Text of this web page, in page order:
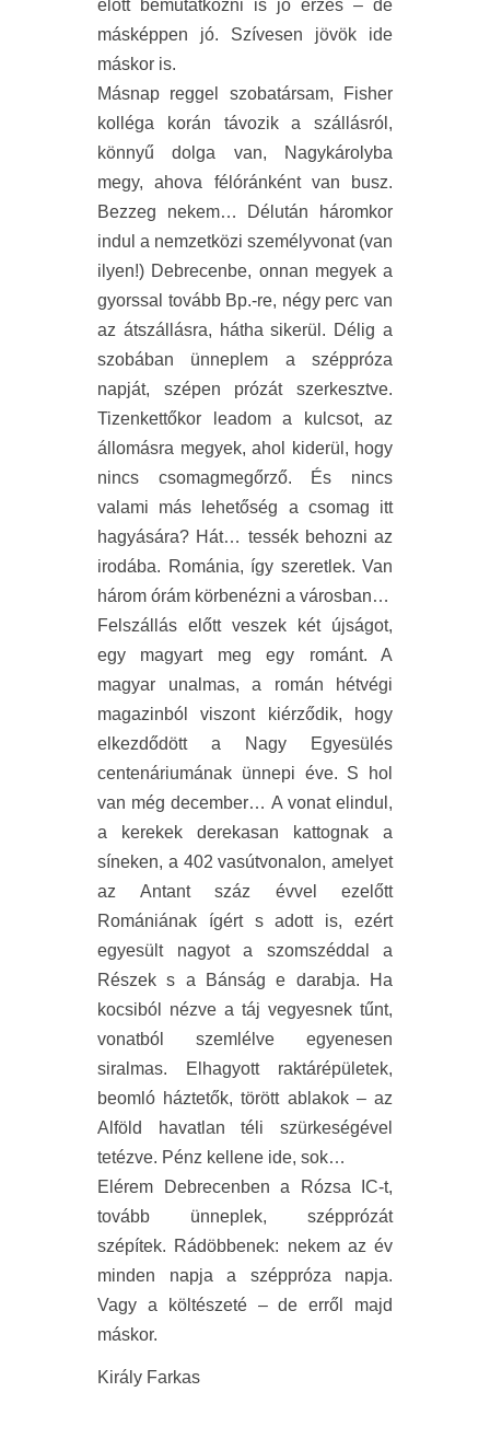
előtt bemutatkozni is jó érzés – de
másképpen jó. Szívesen jövök ide
máskor is.
Másnap reggel szobatársam, Fisher
kolléga korán távozik a szállásról,
könnyű dolga van, Nagykárolyba
megy, ahova félóránként van busz.
Bezzeg nekem… Délután háromkor
indul a nemzetközi személyvonat (van
ilyen!) Debrecenbe, onnan megyek a
gyorssal tovább Bp.-re, négy perc van
az átszállásra, hátha sikerül. Délig a
szobában ünneplem a széppróza
napját, szépen prózát szerkesztve.
Tizenkettőkor leadom a kulcsot, az
állomásra megyek, ahol kiderül, hogy
nincs csomagmegőrző. És nincs
valami más lehetőség a csomag itt
hagyására? Hát… tessék behozni az
irodába. Románia, így szeretlek. Van
három órám körbenézni a városban…
Felszállás előtt veszek két újságot,
egy magyart meg egy románt. A
magyar unalmas, a román hétvégi
magazinból viszont kiérződik, hogy
elkezdődött a Nagy Egyesülés
centenáriumának ünnepi éve. S hol
van még december… A vonat elindul,
a kerekek derekasan kattognak a
síneken, a 402 vasútvonalon, amelyet
az Antant száz évvel ezelőtt
Romániának ígért s adott is, ezért
egyesült nagyot a szomszéddal a
Részek s a Bánság e darabja. Ha
kocsiból nézve a táj vegyesnek tűnt,
vonatból szemlélve egyenesen
siralmas. Elhagyott raktárépületek,
beomló háztetők, törött ablakok – az
Alföld havatlan téli szürkeségével
tetézve. Pénz kellene ide, sok…
Elérem Debrecenben a Rózsa IC-t,
tovább ünneplek, szépprózát
szépítek. Rádöbbenek: nekem az év
minden napja a széppróza napja.
Vagy a költészeté – de erről majd
máskor.
Király Farkas